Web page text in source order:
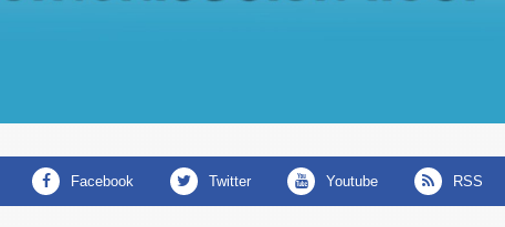
facebook twitter youtube RSS